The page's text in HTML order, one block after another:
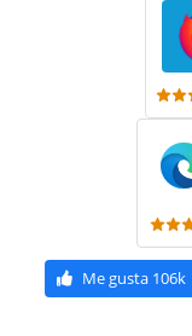
Me gusta106k